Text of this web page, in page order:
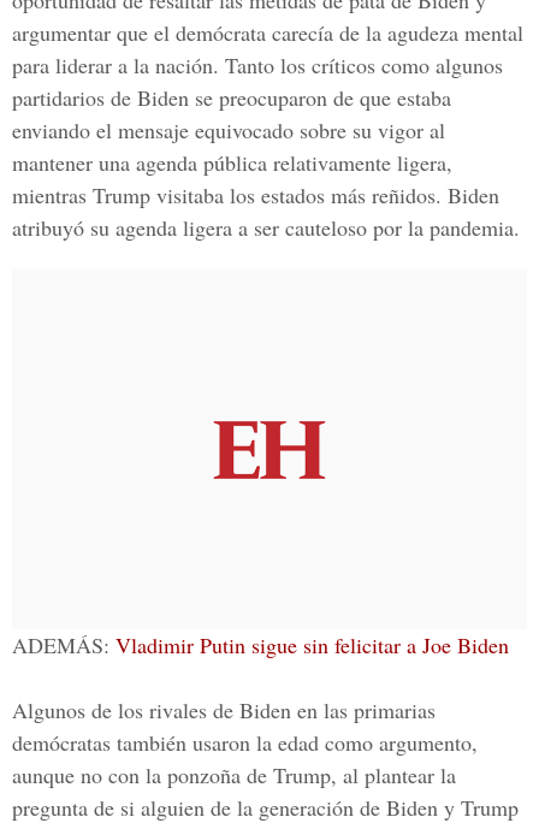
argumentar que el demócrata carecía de la agudeza mental
para liderar a la nación. Tanto los críticos como algunos
partidarios de Biden se preocuparon de que estaba
enviando el mensaje equivocado sobre su vigor al
mantener una agenda pública relativamente ligera,
mientras Trump visitaba los estados más reñidos. Biden
atribuyó su agenda ligera a ser cauteloso por la pandemia.
ADEMÁS: Vladimir Putin sigue sin felicitar a Joe Biden
Algunos de los rivales de Biden en las primarias
demócratas también usaron la edad como argumento,
aunque no con la ponzoña de Trump, al plantear la
pregunta de si alguien de la generación de Biden y Trump